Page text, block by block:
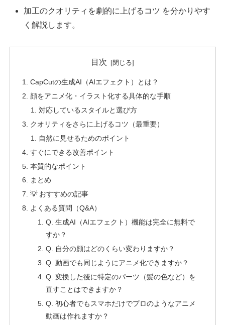
加工のクオリティを劇的に上げるコツ を分かりやす
く解説します。
目次
CapCutの生成AI（AIエフェクト）とは？
顔をアニメ化・イラスト化する具体的な手順
対応しているスタイルと選び方
クオリティをさらに上げるコツ（最重要）
自然に見せるためのポイント
すぐにできる改善ポイント
本質的なポイント
まとめ
💡 おすすめの記事
よくある質問（Q&A）
Q. 生成AI（AIエフェクト）機能は完全に無料で
すか？
Q. 自分の顔はどのくらい変わりますか？
Q. 動画でも同じようにアニメ化できますか？
Q. 変換した後に特定のパーツ（髪の色など）を
直すことはできますか？
Q. 初心者でもスマホだけでプロのようなアニメ
動画は作れますか？